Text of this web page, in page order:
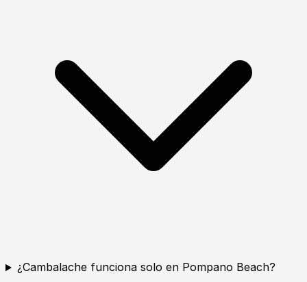
¿Cambalache funciona solo en Pompano Beach?